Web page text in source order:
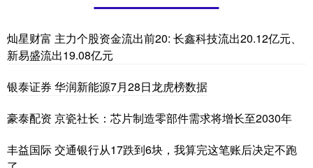
灿星财富 主力个股资金流出前20: 长鑫科技流出20.12亿元、
新易盛流出19.08亿元
银泰证券 华润新能源7月28日龙虎榜数据
豪泰配资 京瓷社长：芯片制造零部件需求将增长至2030年
丰益国际 交通银行从17跌到6块，我算完这笔账后决定不跑